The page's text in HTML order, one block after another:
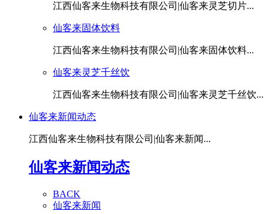
江西仙客来生物科技有限公司|仙客来灵芝切片...
仙客来固体饮料
江西仙客来生物科技有限公司|仙客来固体饮料...
仙客来灵芝千丝饮
江西仙客来生物科技有限公司|仙客来灵芝千丝饮...
仙客来新闻动态
江西仙客来生物科技有限公司|仙客来新闻...
仙客来新闻动态
BACK
仙客来新闻